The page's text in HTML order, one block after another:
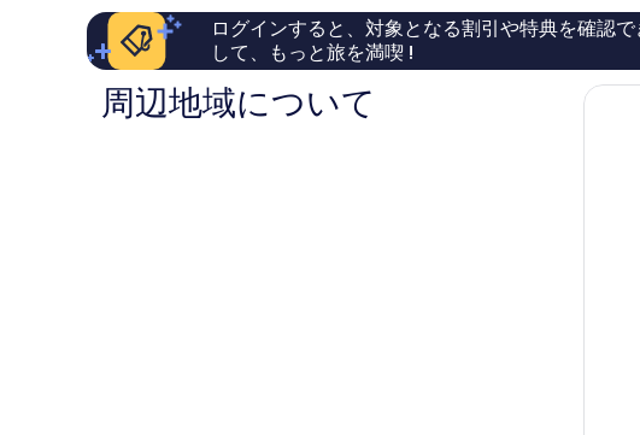
い、
コ
ミ
177
件
ミ
1,039
件
ログインすると、対象となる割引や特典を確認
して、もっと旅を満喫 !
周辺地域について